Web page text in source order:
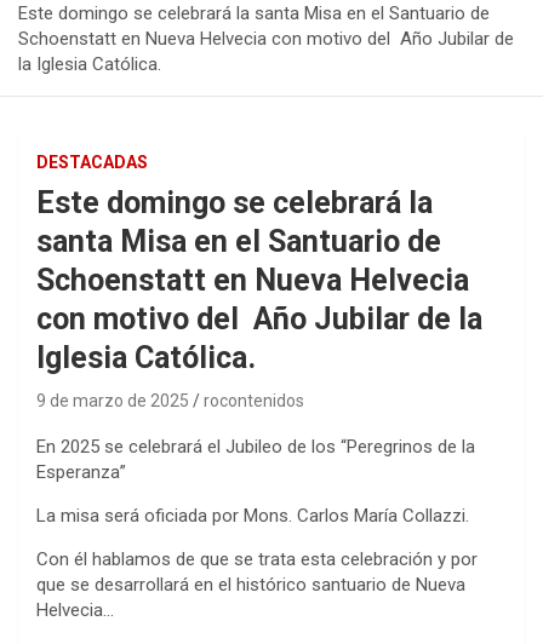
Este domingo se celebrará la santa Misa en el Santuario de
Schoenstatt en Nueva Helvecia con motivo del Año Jubilar de
la Iglesia Católica.
DESTACADAS
Este domingo se celebrará la
santa Misa en el Santuario de
Schoenstatt en Nueva Helvecia
con motivo del Año Jubilar de la
Iglesia Católica.
9 de marzo de 2025 rocontenidos
En 2025 se celebrará el Jubileo de los “Peregrinos de la
Esperanza”
La misa será oficiada por Mons. Carlos María Collazzi.
Con él hablamos de que se trata esta celebración y por
que se desarrollará en el histórico santuario de Nueva
Helvecia…